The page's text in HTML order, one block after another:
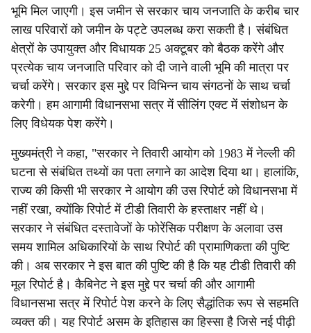
भूमि मिल जाएगी। इस जमीन से सरकार चाय जनजाति के करीब चार
लाख परिवारों को जमीन के पट्टे उपलब्ध करा सकती है। संबंधित
क्षेत्रों के उपायुक्त और विधायक 25 अक्टूबर को बैठक करेंगे और
प्रत्येक चाय जनजाति परिवार को दी जाने वाली भूमि की मात्रा पर
चर्चा करेंगे। सरकार इस मुद्दे पर विभिन्न चाय संगठनों के साथ चर्चा
करेगी। हम आगामी विधानसभा सत्र में सीलिंग एक्ट में संशोधन के
लिए विधेयक पेश करेंगे।
मुख्यमंत्री ने कहा, "सरकार ने तिवारी आयोग को 1983 में नेल्ली की
घटना से संबंधित तथ्यों का पता लगाने का आदेश दिया था। हालांकि,
राज्य की किसी भी सरकार ने आयोग की उस रिपोर्ट को विधानसभा में
नहीं रखा, क्योंकि रिपोर्ट में टीडी तिवारी के हस्ताक्षर नहीं थे।
सरकार ने संबंधित दस्तावेजों के फोरेंसिक परीक्षण के अलावा उस
समय शामिल अधिकारियों के साथ रिपोर्ट की प्रामाणिकता की पुष्टि
की। अब सरकार ने इस बात की पुष्टि की है कि यह टीडी तिवारी की
मूल रिपोर्ट है। कैबिनेट ने इस मुद्दे पर चर्चा की और आगामी
विधानसभा सत्र में रिपोर्ट पेश करने के लिए सैद्धांतिक रूप से सहमति
व्यक्त की। यह रिपोर्ट असम के इतिहास का हिस्सा है जिसे नई पीढ़ी